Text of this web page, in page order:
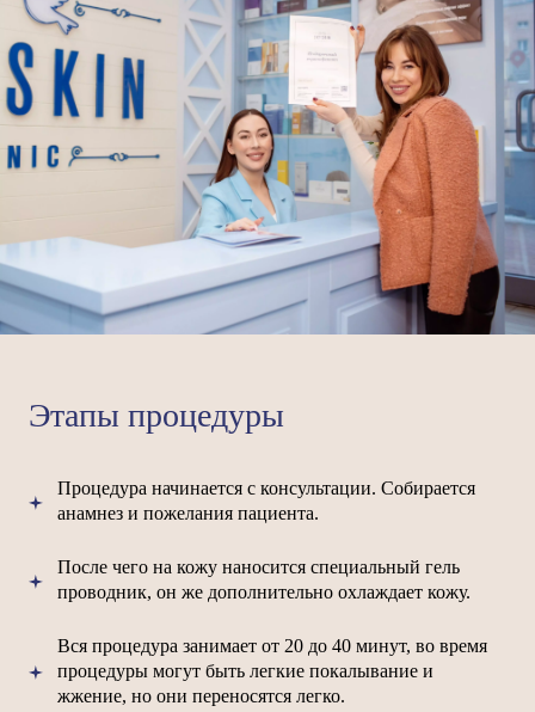
Этапы процедуры
Процедура начинается с консультации. Собирается
анамнез и пожелания пациента.
После чего на кожу наносится специальный гель
проводник, он же дополнительно охлаждает кожу.
Вся процедура занимает от 20 до 40 минут, во время
процедуры могут быть легкие покалывание и
жжение, но они переносятся легко.